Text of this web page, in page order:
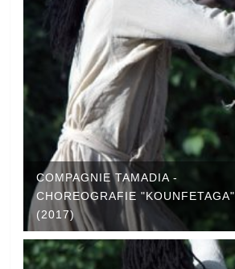
COMPAGNIE TAMADIA -
CHOREOGRAFIE "KOUNFETAGA"
(2017)